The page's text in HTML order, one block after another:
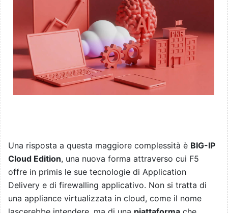
Una risposta a questa maggiore complessità è BIG-IP
Cloud Edition, una nuova forma attraverso cui F5
offre in primis le sue tecnologie di Application
Delivery e di firewalling applicativo. Non si tratta di
una appliance virtualizzata in cloud, come il nome